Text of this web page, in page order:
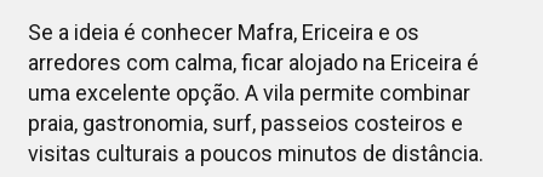
Se a ideia é conhecer Mafra, Ericeira e os
arredores com calma, ficar alojado na Ericeira é
uma excelente opção. A vila permite combinar
praia, gastronomia, surf, passeios costeiros e
visitas culturais a poucos minutos de distância.